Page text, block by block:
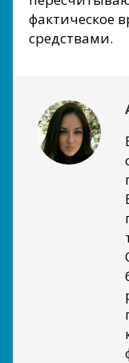
фактическое
средствами.